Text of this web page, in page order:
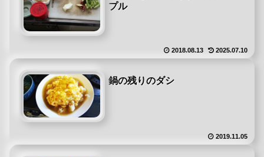
プル
2018.08.13 2025.07.10
鍋の残りのダシ
2019.11.05